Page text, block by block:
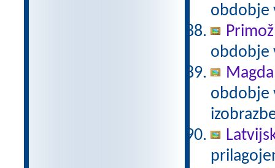
obdobje
obdobje
obdobje